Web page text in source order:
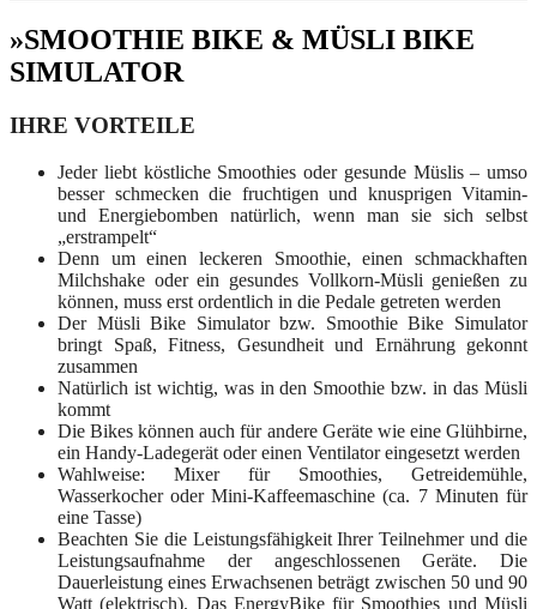
»SMOOTHIE BIKE & MÜSLI BIKE
SIMULATOR
IHRE VORTEILE
Jeder liebt köstliche Smoothies oder gesunde Müslis – umso
besser schmecken die fruchtigen und knusprigen Vitamin-
und Energiebomben natürlich, wenn man sie sich selbst
„erstrampelt“
Denn um einen leckeren Smoothie, einen schmackhaften
Milchshake oder ein gesundes Vollkorn-Müsli genießen zu
können, muss erst ordentlich in die Pedale getreten werden
Der Müsli Bike Simulator bzw. Smoothie Bike Simulator
bringt Spaß, Fitness, Gesundheit und Ernährung gekonnt
zusammen
Natürlich ist wichtig, was in den Smoothie bzw. in das Müsli
kommt
Die Bikes können auch für andere Geräte wie eine Glühbirne,
ein Handy-Ladegerät oder einen Ventilator eingesetzt werden
Wahlweise: Mixer für Smoothies, Getreidemühle,
Wasserkocher oder Mini-Kaffeemaschine (ca. 7 Minuten für
eine Tasse)
Beachten Sie die Leistungsfähigkeit Ihrer Teilnehmer und die
Leistungsaufnahme der angeschlossenen Geräte. Die
Dauerleistung eines Erwachsenen beträgt zwischen 50 und 90
Watt (elektrisch). Das EnergyBike für Smoothies und Müsli